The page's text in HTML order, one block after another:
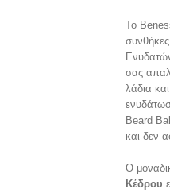
Το
σας
λάδια
Beard
και δεν
O
Κέδρου